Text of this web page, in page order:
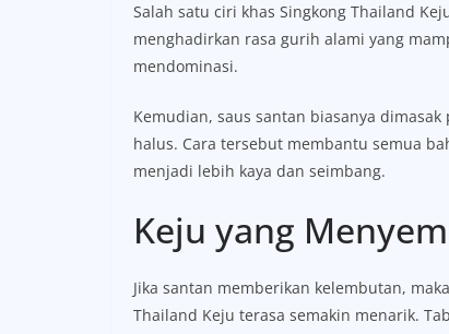
Salah satu ciri khas Singkong Thailand
menghadirkan rasa gurih alami yang
mendominasi.
Kemudian, saus santan biasanya
halus. Cara tersebut membantu semua
menjadi lebih kaya dan seimbang.
Keju yang
Jika santan memberikan kelembutan,
Thailand Keju terasa semakin menarik.